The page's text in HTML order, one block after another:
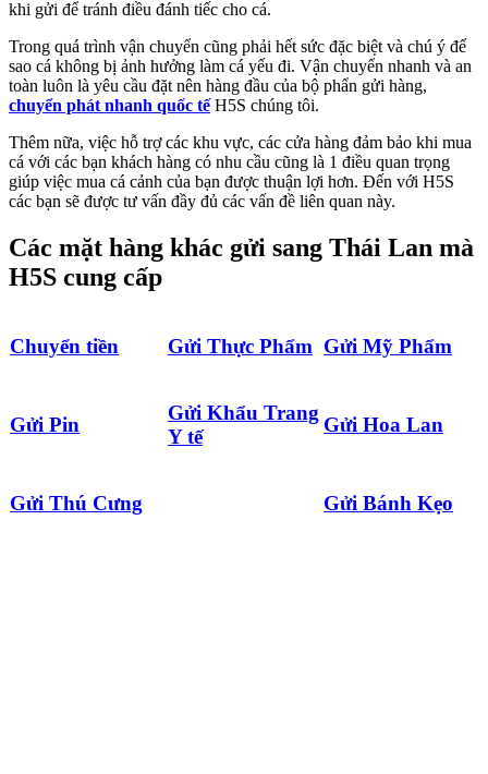
khi gửi để tránh điều đánh tiếc cho cá.
Trong quá trình vận chuyển cũng phải hết sức đặc biệt và chú ý để
sao cá không bị ảnh hưởng làm cá yếu đi. Vận chuyển nhanh và an
toàn luôn là yêu cầu đặt nên hàng đầu của bộ phẩn gửi hàng,
chuyển phát nhanh quốc tếH5S chúng tôi.
Thêm nữa, việc hỗ trợ các khu vực, các cửa hàng đảm bảo khi mua
cá với các bạn khách hàng có nhu cầu cũng là 1 điều quan trọng
giúp việc mua cá cảnh của bạn được thuận lợi hơn. Đến với H5S
các bạn sẽ được tư vấn đầy đủ các vấn đề liên quan này.
Các mặt hàng khác gửi sang Thái Lan mà
H5S cung cấp
Chuyển tiền Gửi Thực Phẩm Gửi Mỹ Phẩm
Gửi Pin
Gửi Khẩu Trang
Y tế
Gửi Hoa Lan
Gửi Thú Cưng Gửi Bánh Kẹo